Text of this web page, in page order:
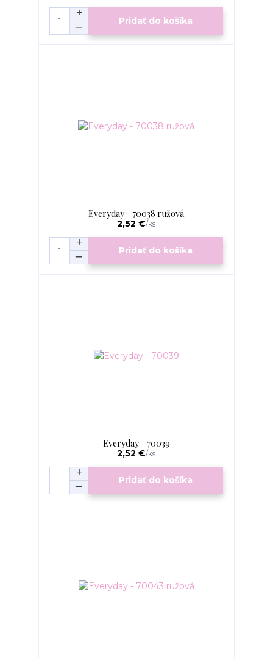
Pridať do košíka
Everyday - 70038 ružová
2,52 €/ks
Pridať do košíka
Everyday - 70039
2,52 €/ks
Pridať do košíka